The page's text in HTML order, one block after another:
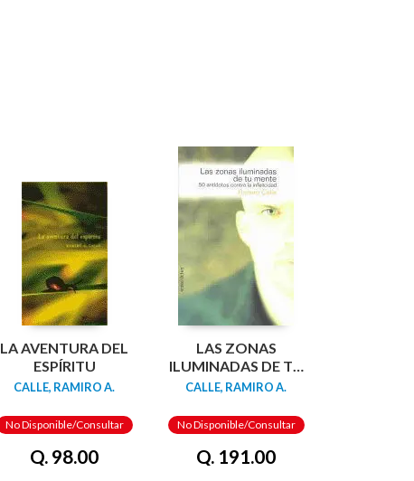
LA AVENTURA DEL
ESPÍRITU
CALLE, RAMIRO A.
No Disponible/Consultar
Q. 98.00
LAS ZONAS
ILUMINADAS DE TU
MENTE
CALLE, RAMIRO A.
No Disponible/Consultar
Q. 191.00